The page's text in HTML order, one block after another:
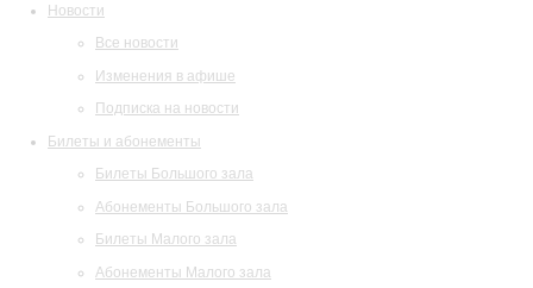
Новости
Все новости
Изменения в афише
Подписка на новости
Билеты и абонементы
Билеты Большого зала
Абонементы Большого зала
Билеты Малого зала
Абонементы Малого зала